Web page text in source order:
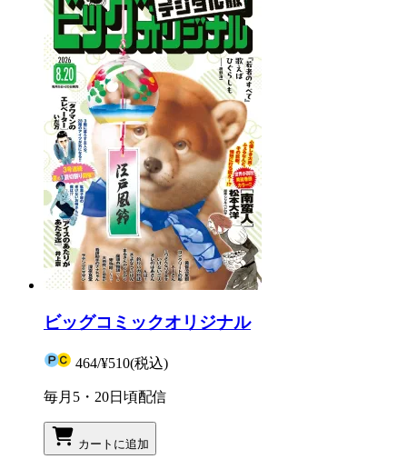
ビッグコミックオリジナル
464/¥510(税込)
毎月5・20日頃配信
カートに追加